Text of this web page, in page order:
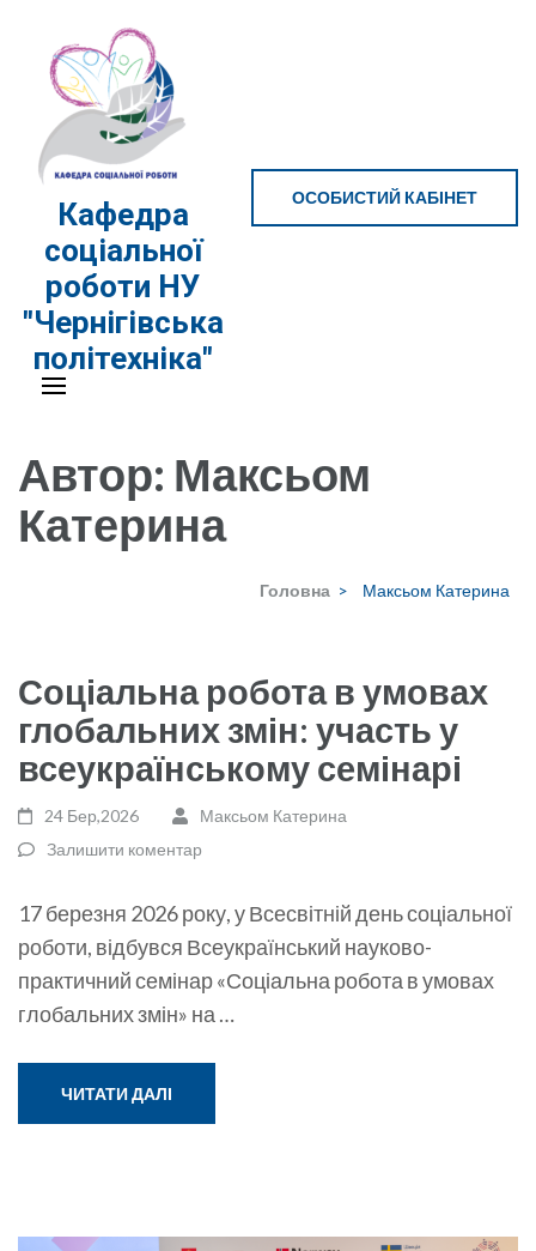
вмісту
(натисніть
Enter)
Кафедра
соціальної
роботи НУ
"Чернігівська
політехніка"
ОСОБИСТИЙ КАБІНЕТ
Автор: Максьом
Катерина
Головна > Максьом Катерина
Соціальна робота в умовах
глобальних змін: участь у
всеукраїнському семінарі
24 Бер,2026
Максьом Катерина
Залишити коментар
17 березня 2026 року, у Всесвітній день соціальної
роботи, відбувся Всеукраїнський науково-
практичний семінар «Соціальна робота в умовах
глобальних змін» на …
ЧИТАТИ ДАЛІ